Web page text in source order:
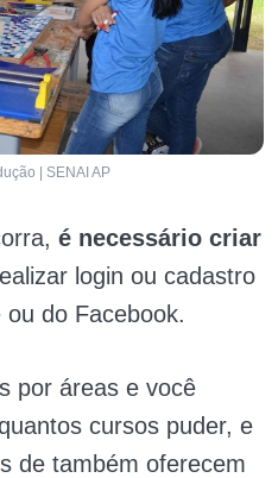
| SENAI AP
é necessário criar
login ou cadastro
do Facebook.
por áreas e você
cursos puder, e
de também oferecem